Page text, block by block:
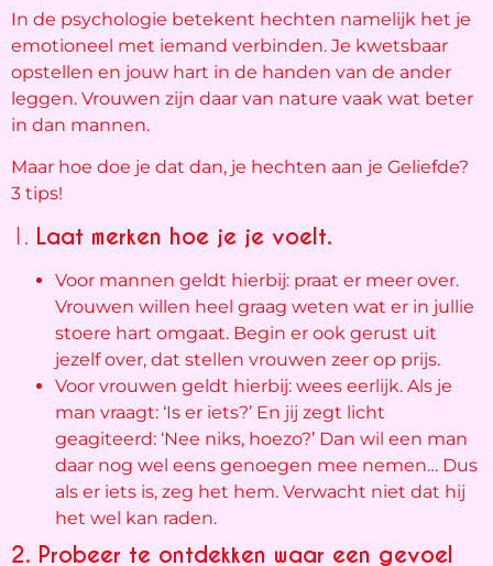
In de psychologie betekent hechten namelijk het je
emotioneel met iemand verbinden. Je kwetsbaar
opstellen en jouw hart in de handen van de ander
leggen. Vrouwen zijn daar van nature vaak wat beter
in dan mannen.
Maar hoe doe je dat dan, je hechten aan je Geliefde?
3 tips!
1. Laat merken hoe je je voelt.
Voor mannen geldt hierbij: praat er meer over.
Vrouwen willen heel graag weten wat er in jullie
stoere hart omgaat. Begin er ook gerust uit
jezelf over, dat stellen vrouwen zeer op prijs.
Voor vrouwen geldt hierbij: wees eerlijk. Als je
man vraagt: ‘Is er iets?’ En jij zegt licht
geagiteerd: ‘Nee niks, hoezo?’ Dan wil een man
daar nog wel eens genoegen mee nemen… Dus
als er iets is, zeg het hem. Verwacht niet dat hij
het wel kan raden.
2. Probeer te ontdekken waar een gevoel